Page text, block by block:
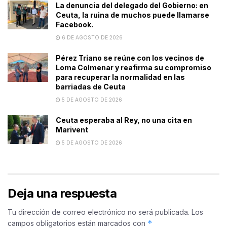
La denuncia del delegado del Gobierno: en
Ceuta, la ruina de muchos puede llamarse
Facebook.
6 DE AGOSTO DE 2026
Pérez Triano se reúne con los vecinos de
Loma Colmenar y reafirma su compromiso
para recuperar la normalidad en las
barriadas de Ceuta
5 DE AGOSTO DE 2026
Ceuta esperaba al Rey, no una cita en
Marivent
5 DE AGOSTO DE 2026
Deja una respuesta
Tu dirección de correo electrónico no será publicada. Los
campos obligatorios están marcados con *